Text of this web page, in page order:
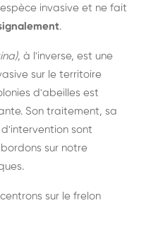
invasive et ne fait
.
, à l'inverse, est une
sur le territoire
d'abeilles est
Son traitement, sa
sont
sur notre
.
sur le frelon